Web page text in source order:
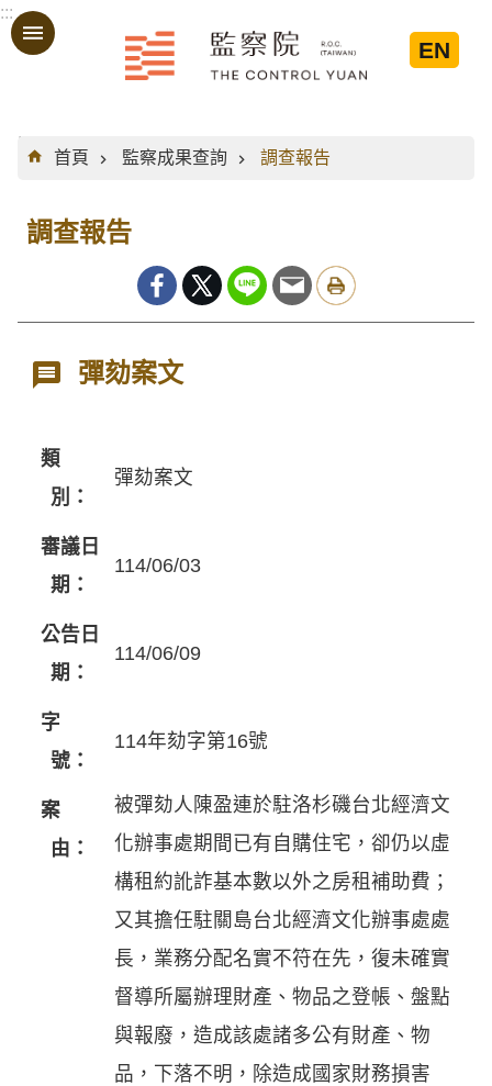
跳到主要內容區塊
:::
EN
:::
首頁
監察成果查詢 調查報告
調查報告
彈劾案文
類
別：
彈劾案文
審議日
期：
114/06/03
公告日
期：
114/06/09
字
號：
114年劾字第16號
案
由：
被彈劾人陳盈連於駐洛杉磯台北經濟文
化辦事處期間已有自購住宅，卻仍以虛
構租約訛詐基本數以外之房租補助費；
又其擔任駐關島台北經濟文化辦事處處
長，業務分配名實不符在先，復未確實
督導所屬辦理財產、物品之登帳、盤點
與報廢，造成該處諸多公有財產、物
品，下落不明，除造成國家財務損害